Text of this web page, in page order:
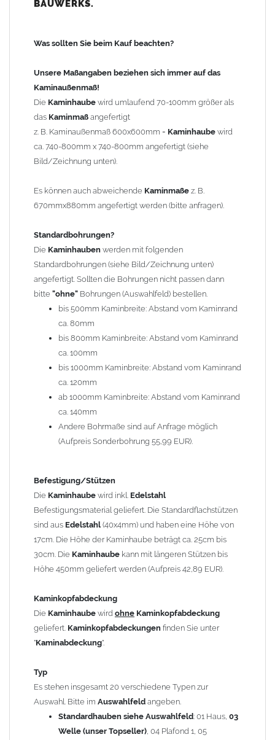
100mm
120mm
140mm
Andere Bohrmaße sind auf Anfrage möglich (Aufpreis
Sonderbohrung 55,99 EUR).
Befestigung/Stützen
Kaminhaubewird inkl. EdelstahlBefestigungsmaterial
geliefert. Die Standardflachstützen sind aus
beträgt ca. 25cm bis 30cm. DieKaminhaubekann mit längeren
Stützen bis Höhe 450mm geliefert werden (Aufpreis 42,89 EUR).
Kaminkopfabdeckung
Kaminhaubewirdohne Kaminkopfabdeckung
Kaminkopfabdeckungenfinden Sie unter "Kaminabdeckung
Es stehen insgesamt 20 verschiedene Typen zur Auswahl. Bitte
Auswahlfeldangeben.
Standardhauben siehe Auswahlfeld: 01 Haus,03 Welle
(unser Topseller)
Laube, 13 Schwalbe, 14 Sattel Welle, 15 Welle 90° gedreht,
17 Dach, 18 Plafond 2, 19 S-Line, 20 Pult
Typ 07 (Welle hoch) und 08 (Doppel Welle) haben einen
Aufpreis von 20% (bitte anfragen - Bestellung nicht über
Shop möglich).
Die Typen 02 (Bogen), 06 (Krempe), 09 (Pagode), 10
1,5mm hergestellt (Preis auf Anfrage = ca. 2-3-fache vom
1,5mm Standardpreis)
allgemeine Informationen:
Ab einer Kaminlängevon 1200mm werden 6
Kaminstützengeliefert.
Bei der Kombination mitWetterfahneundKaminbreite
angefertigt.
DieKaminhaubekann mitklappbaren Stützen
für 4 Stützen = 96,89 EUR, Länge ab 1200mm 6 Stützen =
145,39 EUR) geliefert werden.
Ihrem zuständigen
Hinweis: FürKaminhaubenundKaminabdeckungenkönnen wir
Nachnahme anbieten!
BAUWERKS.
Was sollten Sie beim Kauf beachten?
Unsere Maßangaben beziehen sich immer auf das
Kaminaußenmaß!
Die Kaminhaube wird umlaufend 70-100mm größer als
das Kaminmaß angefertigt
z. B. Kaminaußenmaß 600x600mm = Kaminhaube wird
ca. 740-800mm x 740-800mm angefertigt (siehe
Bild/Zeichnung unten).
Es können auch abweichende Kaminmaße z. B.
670mmx880mm angefertigt werden (bitte anfragen).
Standardbohrungen?
Die Kaminhauben werden mit folgenden
Standardbohrungen (siehe Bild/Zeichnung unten)
angefertigt. Sollten die Bohrungen nicht passen dann
bitte "ohne" Bohrungen (Auswahlfeld) bestellen.
bis 500mm Kaminbreite: Abstand vom Kaminrand
ca. 80mm
bis 800mm Kaminbreite: Abstand vom Kaminrand
ca. 100mm
bis 1000mm Kaminbreite: Abstand vom Kaminrand
ca. 120mm
ab 1000mm Kaminbreite: Abstand vom Kaminrand
ca. 140mm
Andere Bohrmaße sind auf Anfrage möglich
(Aufpreis Sonderbohrung 55,99 EUR).
Befestigung/Stützen
Die Kaminhaube wird inkl. Edelstahl
Befestigungsmaterial geliefert. Die Standardflachstützen
sind aus Edelstahl (40x4mm) und haben eine Höhe von
17cm. Die Höhe der Kaminhaube beträgt ca. 25cm bis
30cm. Die Kaminhaube kann mit längeren Stützen bis
Höhe 450mm geliefert werden (Aufpreis 42,89 EUR).
Kaminkopfabdeckung
Die Kaminhaube wird ohne Kaminkopfabdeckung
geliefert. Kaminkopfabdeckungen finden Sie unter
"Kaminabdeckung".
Typ
Es stehen insgesamt 20 verschiedene Typen zur
Auswahl. Bitte im Auswahlfeld angeben.
Standardhauben siehe Auswahlfeld: 01 Haus, 03
Welle (unser Topseller), 04 Plafond 1, 05